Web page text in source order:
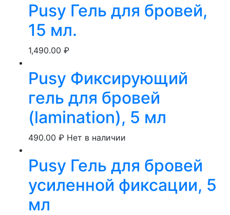
Pusy Гель для бровей,
15 мл.
1,490.00 ₽
Pusy Фиксирующий
гель для бровей
(lamination), 5 мл
490.00 ₽ Нет в наличии
Pusy Гель для бровей
усиленной фиксации, 5
мл